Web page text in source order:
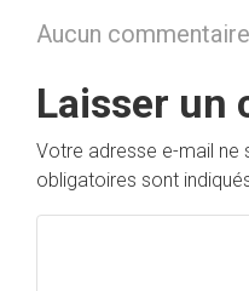
Aucun
Laisser un
Votre adresse e-mail ne
obligatoires sont